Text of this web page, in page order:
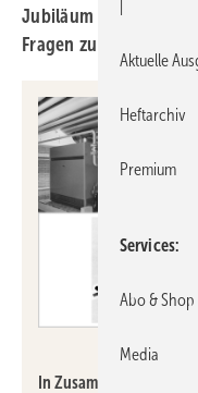
Jubiläum geben
Fragen zu
In Zusammenarbeit mit
Aktuelle
Heftarchiv
Premium
Services
Abo & Shop
Media